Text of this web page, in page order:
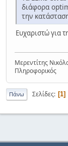
διάφορα
την
Ευχαριστώ για
Μερεντίτης
Πληροφορικός
Πάνω Σελίδες 1